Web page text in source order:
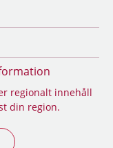
regionalt innehåll
din region.